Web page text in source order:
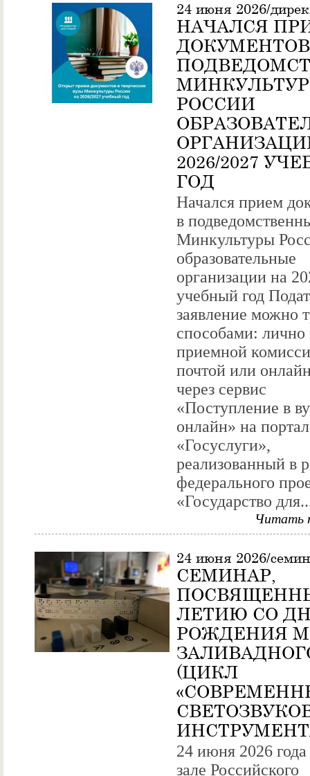
24 июня 2026/
НАЧАЛСЯ
РОССИИ
2026/2027
ГОД
Начался прием
в
Минкультуры
образовательные
организации на
учебный год
заявление можно
способами: лично
приемной
почтой или
через сервис
«Поступление в
онлайн» на
«Госуслуги»,
реализованный в
федерального
«Государство
Читать
24 июня 2026/
СЕМИНАР,
ЛЕТИЮ СО
РОЖДЕНИЯ
(ЦИКЛ
24 июня 2026
зале Российского